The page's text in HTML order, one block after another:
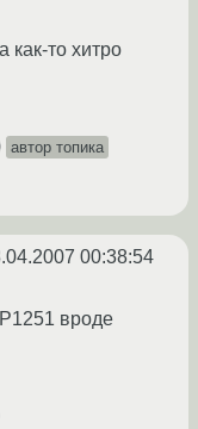
как-то хитро
автор топика
00:38:54
вроде